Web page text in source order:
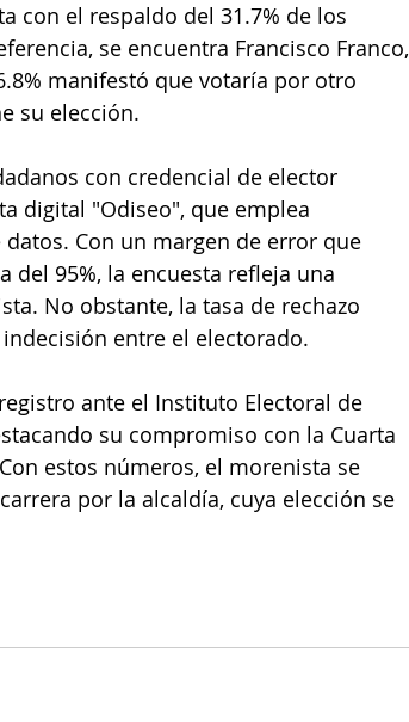
con el respaldo del 31.7% de los
se encuentra Francisco Franco,
manifestó que votaría por otro
su elección.
con credencial de elector
digital "Odiseo", que emplea
Con un margen de error que
del 95%, la encuesta refleja una
No obstante, la tasa de rechazo
entre el electorado.
ante el Instituto Electoral de
su compromiso con la Cuarta
estos números, el morenista se
por la alcaldía, cuya elección se